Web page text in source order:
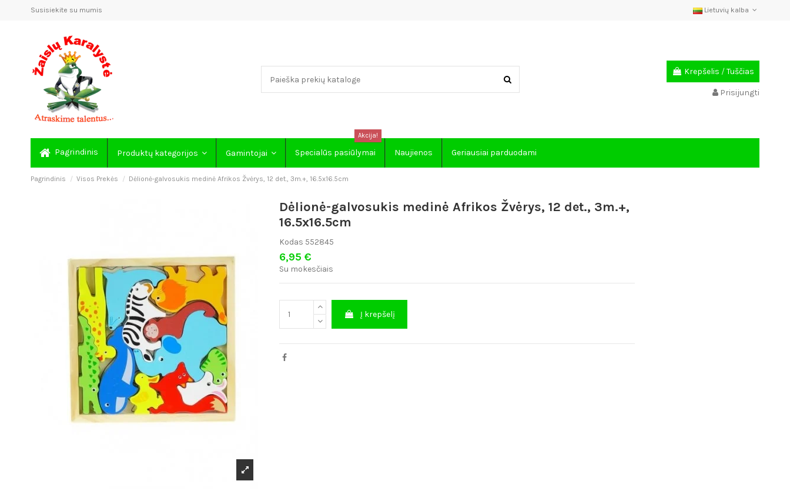
Susisiekite su mumis Lietuvių kalba
Krepšelis /Tuščias
Prisijungti
Pagrindinis Produktų kategorijos Gamintojai Specialūs pasiūlymai
Akcija!
Naujienos Geriausiai parduodami
Pagrindinis Visos Prekės Dėlionė-galvosukis medinė Afrikos Žvėrys, 12 det., 3m.+, 16.5x16.5cm
Dėlionė-galvosukis medinė Afrikos Žvėrys, 12 det., 3m.+,
16.5x16.5cm
Kodas 552845
6,95 €
Su mokesčiais
Į krepšelį